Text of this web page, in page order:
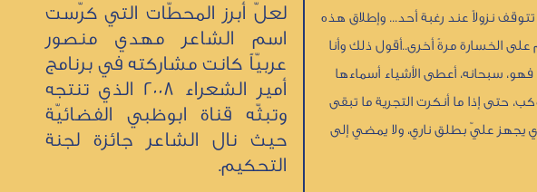
نزولاً عند رغبة أحد... وإطلاق هذه
الخسارة مرةً أخرى..أقول ذلك وأنا
سبحانه، أعطى الأشياء أسماءها
حتى إذا ما أنكرت التجرية ما تبقى
يجهز عليّ بطلق ناري، ولا يمضي إلى
لعلّ أبرز المحطّات التي كرّست
اسم الشاعر مهدي منصور
عربيّاً كانت مشاركته في برنامج
أمير الشعراء 2008 الذي تنتجه
وتبثّه قناة ابوظبي الفضائيّة
حيث نال الشاعر جائزة لجنة
التحكيم.